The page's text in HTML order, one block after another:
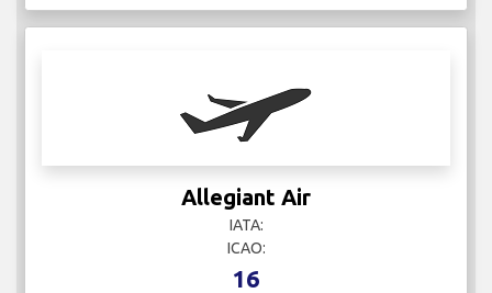
Allegiant Air
IATA:
ICAO:
16